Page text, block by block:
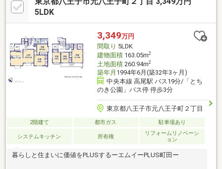
5LDK
3,349万円
間取り 5LDK
建物面積163.05m2
土地面積260.94m2
築年月 1994年6月(築32年3ヶ月)
中央本線 高尾駅 バス19分/「とち
のき公園」バス停 停歩3分
東京都八王子市元八王子町２丁目
2階建て 都市ガス 駐車場あり
システムキッチン 所有権
リフォームリノベーシ
ョン
暮らしと住まいに価値をPLUSするーエムイーPLUS町田ー